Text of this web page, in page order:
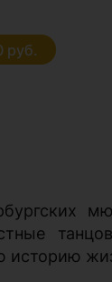
руб.
историю